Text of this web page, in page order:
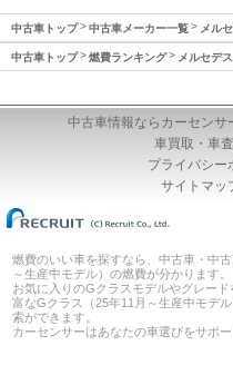
中古車トップ 中古車メーカー一覧 メル
中古車トップ 燃費ランキング メルセデ
中古車情報ならカーセンサ
車買取・車
プライバシー
サイトマッ
燃費のいい車を探すなら、中古車・中
～生産中モデル）の燃費が分かります。
お気に入りのGクラスモデルやグレー
富なGクラス（25年11月～生産中モデ
索ができます。
カーセンサーはあなたの車選びをサポー